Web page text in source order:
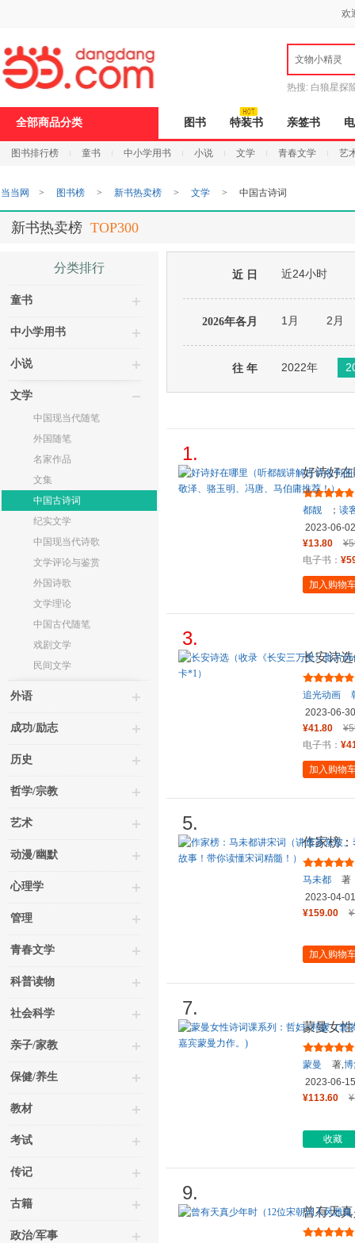
打
开
无
障
页
加
欢
文物小精灵
热搜: 白狼星探
全部商品分类 图书 特装书 亲签书
图书排行榜 童书 中小学用书 小说 文学 青春文学 艺
当当网 > 图书榜 > 新书热卖榜 > 文学 > 中国古诗词
新书热卖榜 TOP300
分类排行
童书
中小学用书
小说
文学
中国现当代随笔
外国随笔
名家作品
文集
中国古诗词
纪实文学
中国现当代诗歌
文学评论与鉴赏
外国诗歌
文学理论
中国古代随笔
戏剧文学
民间文学
外语
成功/励志
历史
哲学/宗教
艺术
动漫/幽默
心理学
管理
青春文学
科普读物
社会科学
亲子/家教
保健/养生
教材
考试
传记
古籍
政治/军事
近 日 近24小时
2026年各月 1月 2月
往 年 2022年
1.
好诗好
妙诗意
都靓 ； 读
2023-06-02
¥13.80
电子书：
加入购物
3.
长安诗
作，42
追光动画
2023-06-30
¥41.80
电子书：
加入购物
5.
作家榜
清照、
马未都
著
2023-04-01
¥159.00
加入购物
7.
蒙曼女
册，《
蒙曼 著,
2023-06-15
¥113.60
收藏
9.
曾有天
再现宋